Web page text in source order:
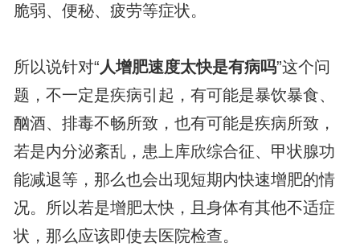
脆弱、便秘、疲劳等症状。
所以说针对“ 人增肥速度太快是有病吗”这个问
题，不一定是疾病引起，有可能是暴饮暴食、
酗酒、排毒不畅所致，也有可能是疾病所致，
若是内分泌紊乱，患上库欣综合征、甲状腺功
能减退等，那么也会出现短期内快速增肥的情
况。所以若是增肥太快，且身体有其他不适症
状，那么应该即使去医院检查。